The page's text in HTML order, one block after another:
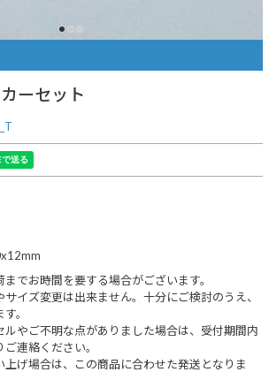
ーセット
でお時間を要する場合がございます。
イズ変更は出来ません。十分にご検討のうえ、
。
やご不明な点がありました場合は、受付期間内
連絡ください。
げ場合は、この商品に合わせた発送となりま